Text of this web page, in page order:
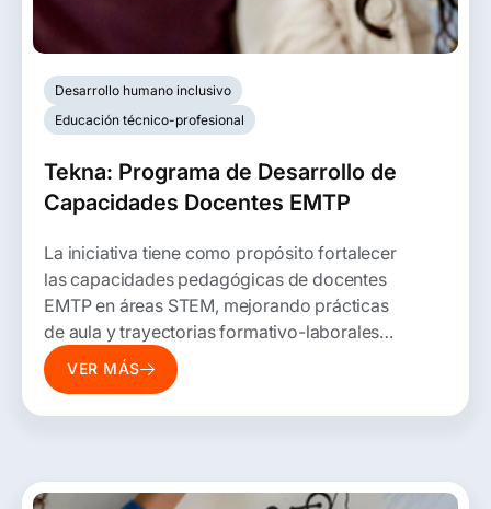
Desarrollo humano inclusivo
Educación técnico-profesional
Tekna: Programa de Desarrollo de
Capacidades Docentes EMTP
La iniciativa tiene como propósito fortalecer
las capacidades pedagógicas de docentes
EMTP en áreas STEM, mejorando prácticas
de aula y trayectorias formativo-laborales
de estudiantes.
VER MÁS